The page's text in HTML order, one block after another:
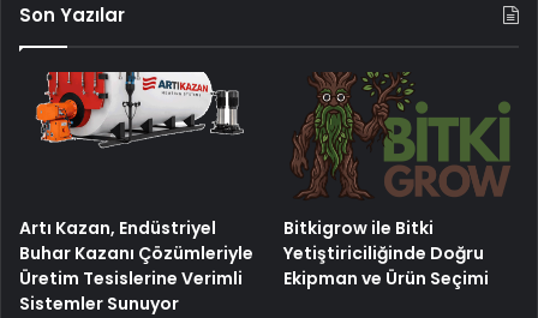
Son Yazılar
Artı Kazan, Endüstriyel
Buhar Kazanı Çözümleriyle
Üretim Tesislerine Verimli
Sistemler Sunuyor
Bitkigrow ile Bitki
Yetiştiriciliğinde Doğru
Ekipman ve Ürün Seçimi